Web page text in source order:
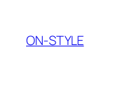
вмісту
ON-STYLE